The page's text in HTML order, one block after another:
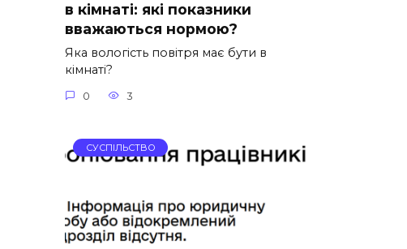
в кімнаті: які показники
вважаються нормою?
Яка вологість повітря має бути в
кімнаті?
0 3
СУСПІЛЬСТВО